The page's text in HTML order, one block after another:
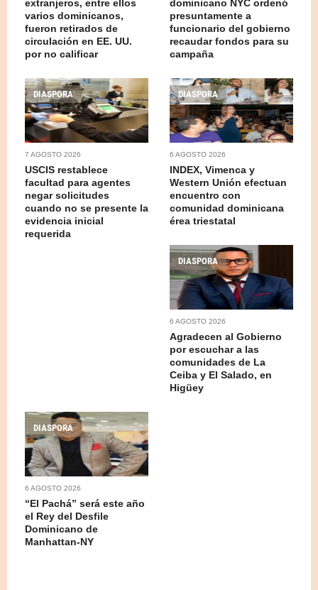
extranjeros, entre ellos
varios dominicanos,
fueron retirados de
circulación en EE. UU.
por no calificar
dominicano NYC ordenó
presuntamente a
funcionario del gobierno
recaudar fondos para su
campaña
DIASPORA
7 AGOSTO 2026
USCIS restablece
facultad para agentes
negar solicitudes
cuando no se presente la
evidencia inicial
requerida
DIASPORA
6 AGOSTO 2026
INDEX, Vimenca y
Western Unión efectuan
encuentro con
comunidad dominicana
érea triestatal
DIASPORA
6 AGOSTO 2026
Agradecen al Gobierno
por escuchar a las
comunidades de La
Ceiba y El Salado, en
Higüey
DIASPORA
6 AGOSTO 2026
“El Pachá” será este año
el Rey del Desfile
Dominicano de
Manhattan-NY